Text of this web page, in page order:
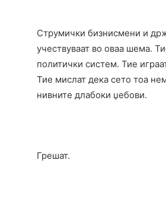
Струмички бизнисмени и
учествуваат во оваа шема.
политички систем. Тие
Тие мислат дека сето тоа
нивните длабоки џебови.
Грешат.